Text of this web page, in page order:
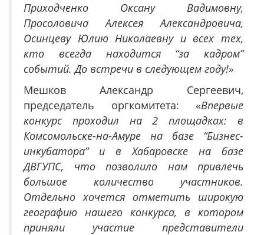
Приходченко Оксану Вадимовну,
Просоловича Алексея Александровича,
Осинцеву Юлию Николаевну и всех тех,
кто всегда находится “за кадром”
событий. До встречи в следующем году!»
Мешков Александр Сергеевич,
председатель оргкомитета: «Впервые
конкурс проходил на 2 площадках: в
Комсомольске-на-Амуре на базе “Бизнес-
инкубатора” и в Хабаровске на базе
ДВГУПС, что позволило нам привлечь
большое количество участников.
Отдельно хочется отметить широкую
географию нашего конкурса, в котором
приняли участие представители